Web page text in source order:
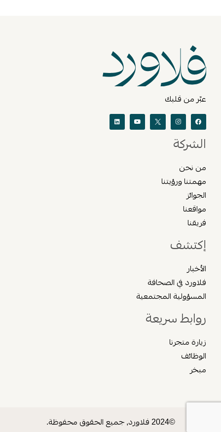
عبّر من قلبك
الشركة
من نحن
مهمتنا ورؤيتنا
الجوائز
مواقعنا
فريقنا
إكتشف
الأخبار
فلاورد في الصحافة
المسؤولية المجتمعية
روابط سريعة
زيارة متجرنا
الوظائف
مبخر
©2024 فلاورد, جميع الحقوق محفوظة.